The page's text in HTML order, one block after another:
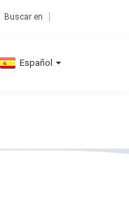
Español